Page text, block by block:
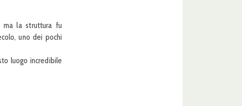
ma la struttura fu
uno dei pochi
luogo incredibile